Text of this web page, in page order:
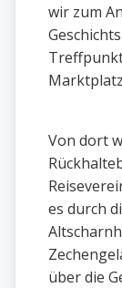
wir zum
Von dort
es durch
über die